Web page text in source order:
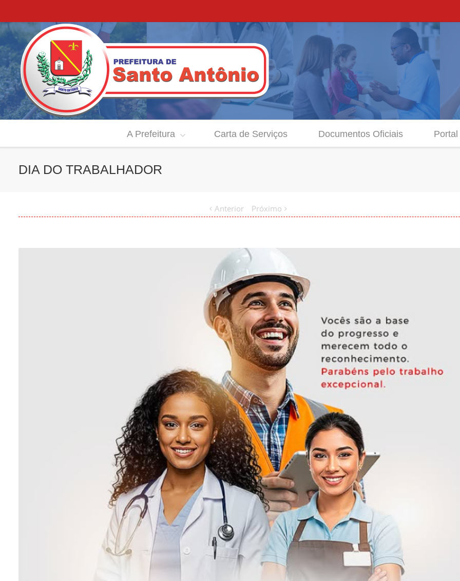
A Prefeitura Carta de Serviços Documentos Oficiais
DIA DO TRABALHADOR
Anterior Próximo